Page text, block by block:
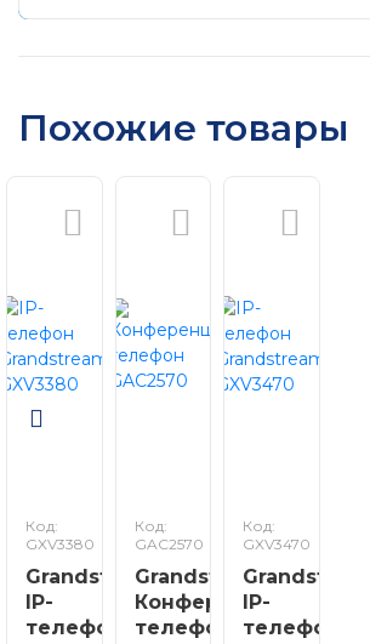
Похожие товары
Код:
GXV3380
Grandstream
IP-
телефон
Код:
GAC2570
Grandstream
Конференц-
телефон
Код:
GXV3470
Grandstream
IP-
телефон